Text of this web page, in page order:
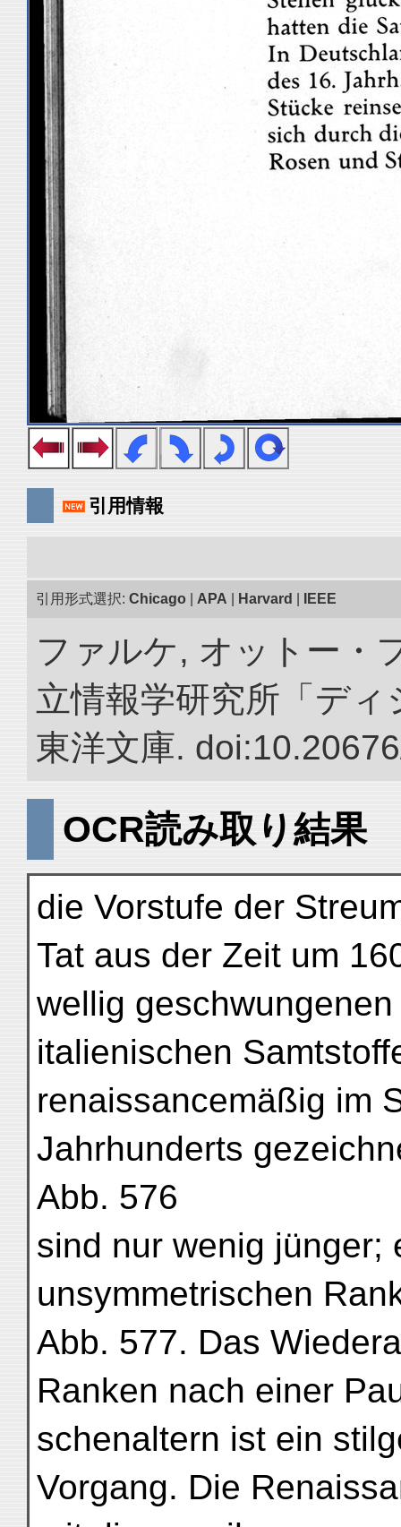
引用情報
引用形式選択: Chicago APA Harvard IEEE
ファルケ, オットー・
立情報学研究所「デ
東洋文庫.
OCR読み取り結果
die Vorstufe der
Tat aus der Zeit um
wellig
italienischen
renaissancemäßig im
Jahrhunderts
Abb. 576
sind nur wenig jünger;
unsymmetrischen
Abb. 577. Das
Ranken nach einer
schenaltern ist ein
Vorgang. Die